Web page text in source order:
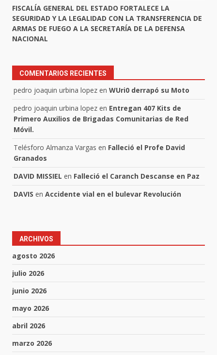
FISCALÍA GENERAL DEL ESTADO FORTALECE LA
SEGURIDAD Y LA LEGALIDAD CON LA TRANSFERENCIA DE
ARMAS DE FUEGO A LA SECRETARÍA DE LA DEFENSA
NACIONAL
COMENTARIOS RECIENTES
pedro joaquin urbina lopez en WUri0 derrapó su Moto
pedro joaquin urbina lopez en Entregan 407 Kits de
Primero Auxilios de Brigadas Comunitarias de Red
Móvil.
Telésforo Almanza Vargas en Falleció el Profe David
Granados
DAVID MISSIEL en Falleció el Caranch Descanse en Paz
DAVIS en Accidente vial en el bulevar Revolución
ARCHIVOS
agosto 2026
julio 2026
junio 2026
mayo 2026
abril 2026
marzo 2026